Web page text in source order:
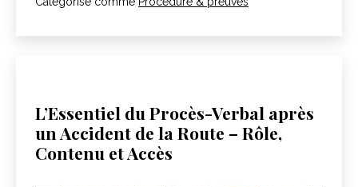
L’Essentiel du Procès-Verbal après
un Accident de la Route – Rôle,
Contenu et Accès